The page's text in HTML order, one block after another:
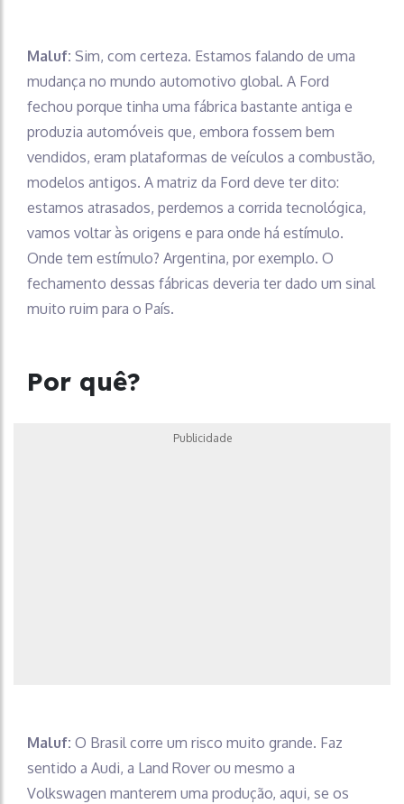
Maluf: Sim, com certeza. Estamos falando de uma
mudança no mundo automotivo global. A Ford
fechou porque tinha uma fábrica bastante antiga e
produzia automóveis que, embora fossem bem
vendidos, eram plataformas de veículos a combustão,
modelos antigos. A matriz da Ford deve ter dito:
estamos atrasados, perdemos a corrida tecnológica,
vamos voltar às origens e para onde há estímulo.
Onde tem estímulo? Argentina, por exemplo. O
fechamento dessas fábricas deveria ter dado um sinal
muito ruim para o País.
Por quê?
Publicidade
Maluf: O Brasil corre um risco muito grande. Faz
sentido a Audi, a Land Rover ou mesmo a
Volkswagen manterem uma produção, aqui, se os